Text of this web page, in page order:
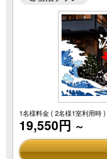
1名様料金( 2名様1室利用時 )
19,550円 ～